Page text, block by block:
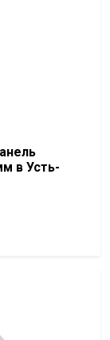
в Усть-